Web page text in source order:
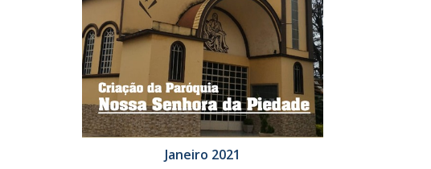
Janeiro 2021